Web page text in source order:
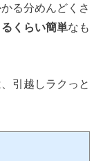
る分めんどくさ
くらい簡単なも
引越しラクっと